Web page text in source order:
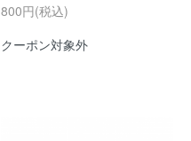
800円(税込)
クーポン対象外